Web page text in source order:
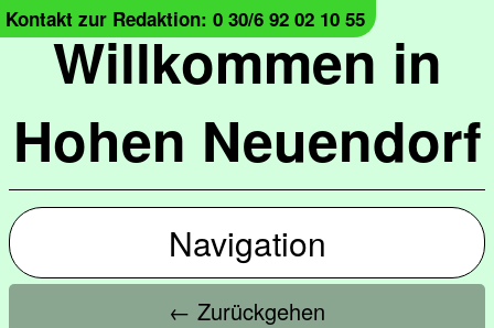
Willkommen in
Hohen Neuendorf
Kontakt zur Redaktion: 0 30/6 92 02 10 55
Navigation
← Zurückgehen